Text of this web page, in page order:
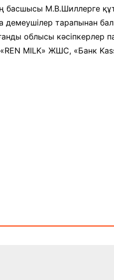
М.В.Шиллерге
демеушілер тарапынан
облысы кәсіпкерлер
MILK» ЖШС, «Банк